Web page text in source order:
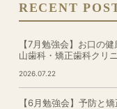
RECENT
【7月勉強会】お口の
山歯科・矯正歯科クリ
2026.07.22
【6月勉強会】予防と